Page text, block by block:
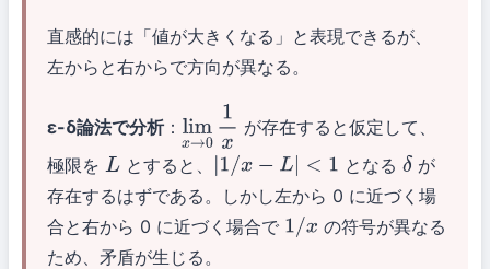
直感的には「値が大きくなる」と表現できるが、
左からと右からで方向が異なる。
ε-δ論法で分析： limx →0 1x
が存在すると仮定して、
極限を L とすると、 1/x− L|<1 となるδ が
存在するはずである。しかし左から 0 に近づく場
合と右から 0 に近づく場合で 1/x
の符号が異なる
ため、矛盾が生じる。